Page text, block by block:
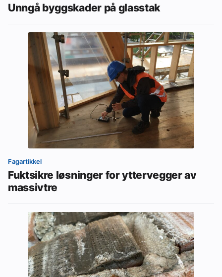
Unngå byggskader på glasstak
Fagartikkel
Fuktsikre løsninger for yttervegger av
massivtre